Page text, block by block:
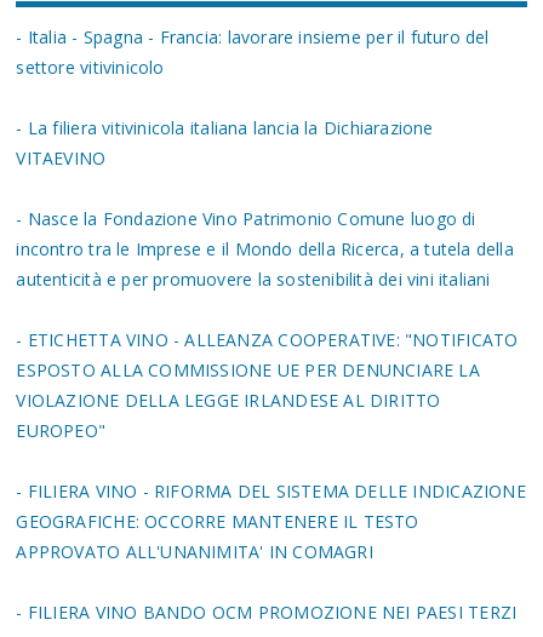
- Italia - Spagna - Francia: lavorare insieme per il futuro del
settore vitivinicolo
- La filiera vitivinicola italiana lancia la Dichiarazione
VITAEVINO
- Nasce la Fondazione Vino Patrimonio Comune luogo di
incontro tra le Imprese e il Mondo della Ricerca, a tutela della
autenticità e per promuovere la sostenibilità dei vini italiani
- ETICHETTA VINO - ALLEANZA COOPERATIVE: "NOTIFICATO
ESPOSTO ALLA COMMISSIONE UE PER DENUNCIARE LA
VIOLAZIONE DELLA LEGGE IRLANDESE AL DIRITTO
EUROPEO"
- FILIERA VINO - RIFORMA DEL SISTEMA DELLE INDICAZIONE
GEOGRAFICHE: OCCORRE MANTENERE IL TESTO
APPROVATO ALL'UNANIMITA' IN COMAGRI
- FILIERA VINO BANDO OCM PROMOZIONE NEI PAESI TERZI